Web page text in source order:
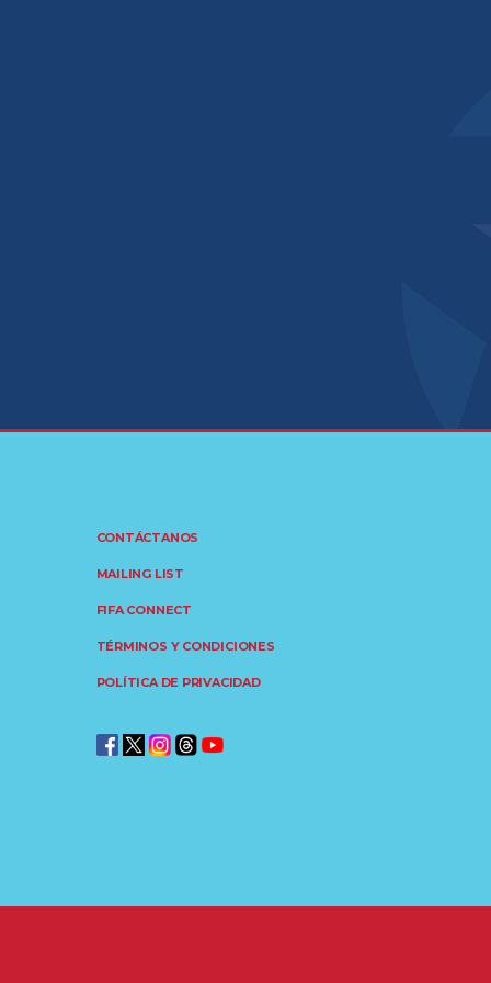
CONTÁCTANOS
MAILING LIST
FIFA CONNECT
TÉRMINOS Y CONDICIONES
POLÍTICA DE PRIVACIDAD